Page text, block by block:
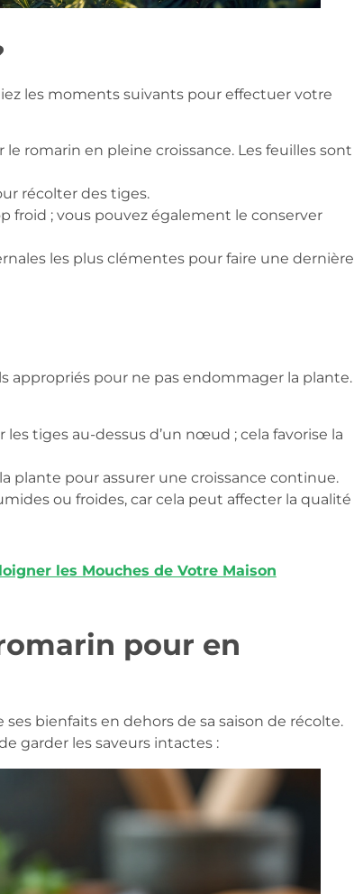
les moments suivants pour effectuer votre
le romarin en pleine croissance. Les feuilles sont
récolter des tiges.
froid ; vous pouvez également le conserver
les plus clémentes pour faire une dernière
appropriés pour ne pas endommager la plante.
tiges au-dessus d’un nœud ; cela favorise la
plante pour assurer une croissance continue.
ou froides, car cela peut affecter la qualité
les Mouches de Votre Maison
pour en
bienfaits en dehors de sa saison de récolte.
garder les saveurs intactes :